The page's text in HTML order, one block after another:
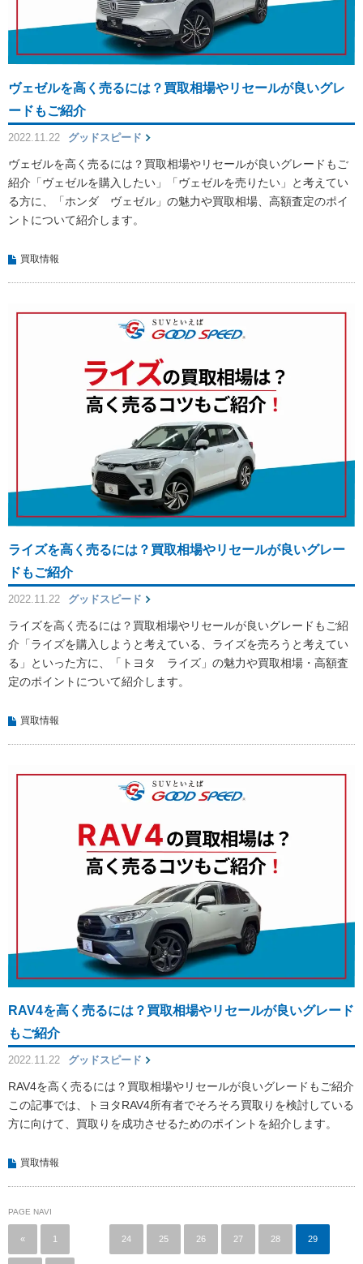
ヴェゼルを高く売るには？買取相場やリセールが良いグレ
ードもご紹介
2022.11.22 グッドスピード
ヴェゼルを高く売るには？買取相場やリセールが良いグレードもご
紹介「ヴェゼルを購入したい」「ヴェゼルを売りたい」と考えてい
る方に、「ホンダ ヴェゼル」の魅力や買取相場、高額査定のポイ
ントについて紹介します。
買取情報
ライズを高く売るには？買取相場やリセールが良いグレー
ドもご紹介
2022.11.22 グッドスピード
ライズを高く売るには？買取相場やリセールが良いグレードもご紹
介「ライズを購入しようと考えている、ライズを売ろうと考えてい
る」といった方に、「トヨタ ライズ」の魅力や買取相場・高額査
定のポイントについて紹介します。
買取情報
RAV4を高く売るには？買取相場やリセールが良いグレード
もご紹介
2022.11.22 グッドスピード
RAV4を高く売るには？買取相場やリセールが良いグレードもご紹介
この記事では、トヨタRAV4所有者でそろそろ買取りを検討している
方に向けて、買取りを成功させるためのポイントを紹介します。
買取情報
PAGE NAVI
« 1 24 25 26 27 28 29